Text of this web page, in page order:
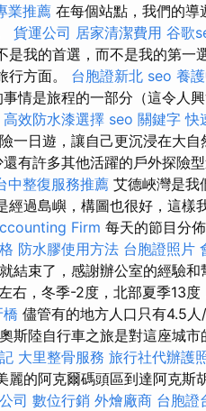
業推薦 在每個站點，我們的導
貨運公司 居家清潔費用 谷歌
是我的首選，而不是我的第一
行方面。 台胞證新北 seo 養
情是旅程的一部分（這令人
高效防水漆選擇 seo 關鍵字 快
一日遊，讓自己更沉浸在大自
有許多其他活躍的戶外探險型
中整復服務推薦 艾德峽灣是我
經過島嶼，構圖也很好，這樣
Firm 每天的節目分
防水膠使用方法 台胞證照片
結束了，感謝辦公室的經驗和
右，冬季-2度，北部夏季13度
橋 儘管有的地方人口只有4.5
斯陸自行車之旅是對這座城
大里整骨服務 旅行社代辦護
麗的阿克爾碼頭區到達阿克斯
司 數位行銷 外燴廠商 台胞證